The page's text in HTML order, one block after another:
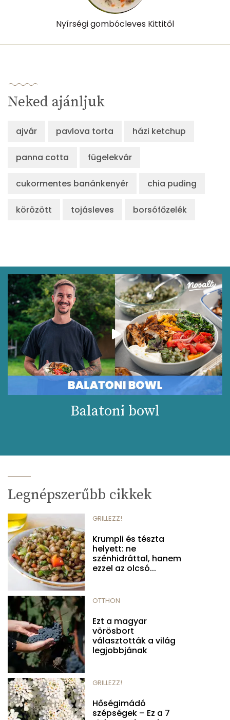
Nyírségi gombócleves Kittitől
Neked ajánljuk
ajvár pavlova torta házi ketchup
panna cotta fügelekvár
cukormentes banánkenyér chia puding
körözött tojásleves borsófőzelék
Balatoni bowl
Legnépszerűbb cikkek
GRILLEZZ!
Krumpli és tészta
helyett: ne
szénhidráttal, hanem
ezzel az olcsó...
OTTHON
Ezt a magyar
vörösbort
választották a világ
legjobbjának
GRILLEZZ!
Hőségimádó
szépségek – Ez a 7